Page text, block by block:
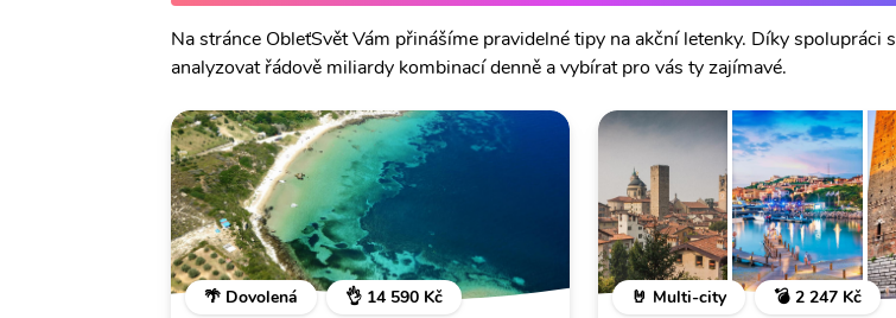
Na stránce ObleťSvět Vám přinášíme pravidelné tipy na akční letenky. Díky spolupráci s
analyzovat řádově miliardy kombinací denně a vybírat pro vás ty zajímavé.
🌴 Dovolená 👌 14 590 Kč 🤘 Multi-city 💣 2 247 Kč